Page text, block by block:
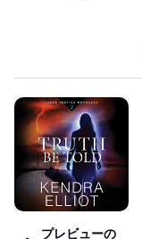
プレビューの